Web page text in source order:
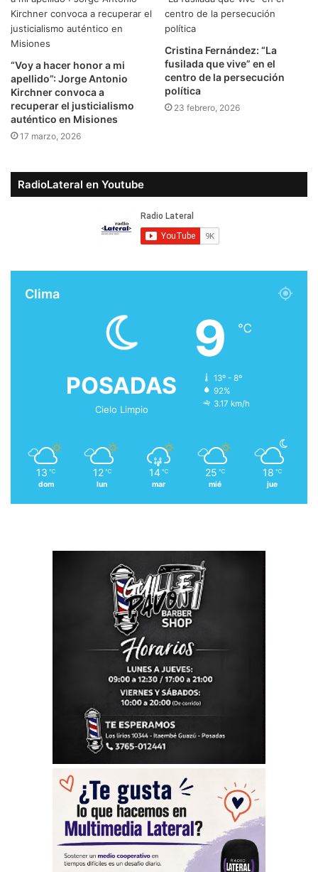
“Voy a hacer honor a mi
apellido”: Jorge Antonio
Kirchner convoca a
recuperar el justicialismo
auténtico en Misiones
17 marzo, 2026
Cristina Fernández: “La
fusilada que vive” en el
centro de la persecución
política
23 febrero, 2026
RadioLateral en Youtube
Clima
POSADAS
Cielo Limpio
9 ℃
13º - 8º
92%
3.17 km/h
13 ℃
dom
12 ℃
lun
14 ℃
mar
25 ℃
mié
18 ℃
jue